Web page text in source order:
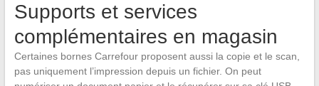
Supports et services
complémentaires en magasin
Certaines bornes Carrefour proposent aussi la copie et le scan,
pas uniquement l’impression depuis un fichier. On peut